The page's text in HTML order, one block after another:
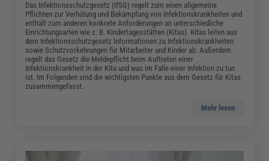
Das Infektionsschutzgesetz (IfSG) regelt zum einen allgemeine
Pflichten zur Verhütung und Bekämpfung von Infektionskrankheiten und
enthält zum anderen konkrete Anforderungen an unterschiedliche
Einrichtungsarten wie z. B. Kindertagesstätten (Kitas). Kitas leiten aus
dem Infektionsschutzgesetz Informationen zu Infektionskrankheiten
sowie Schutzvorkehrungen für Mitarbeiter und Kinder ab. Außerdem
regelt das Gesetz die Meldepflicht beim Auftreten einer
Infektionskrankheit in der Kita und was im Falle einer Infektion zu tun
ist. Im Folgenden sind die wichtigsten Punkte aus dem Gesetz für Kitas
zusammengefasst.
Mehr lesen